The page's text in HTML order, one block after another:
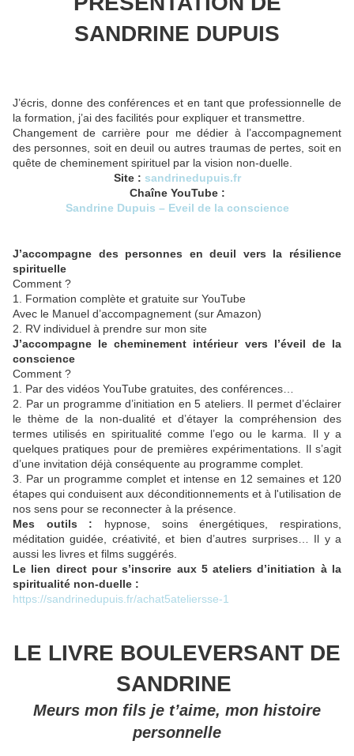
SANDRINE DUPUIS
J’écris, donne des conférences et en tant que professionnelle de
la formation, j’ai des facilités pour expliquer et transmettre.
Changement de carrière pour me dédier à l’accompagnement
des personnes, soit en deuil ou autres traumas de pertes, soit en
quête de cheminement spirituel par la vision non-duelle.
Site : sandrinedupuis.fr
Chaîne YouTube :
Sandrine Dupuis – Eveil de la conscience
J’accompagne des personnes en deuil vers la résilience
spirituelle
Comment ?
1. Formation complète et gratuite sur YouTube
Avec le Manuel d’accompagnement (sur Amazon)
2. RV individuel à prendre sur mon site
J’accompagne le cheminement intérieur vers l’éveil de la
conscience
Comment ?
1. Par des vidéos YouTube gratuites, des conférences…
2. Par un programme d’initiation en 5 ateliers. Il permet d’éclairer
le thème de la non-dualité et d’étayer la compréhension des
termes utilisés en spiritualité comme l’ego ou le karma. Il y a
quelques pratiques pour de premières expérimentations. Il s’agit
d’une invitation déjà conséquente au programme complet.
3. Par un programme complet et intense en 12 semaines et 120
étapes qui conduisent aux déconditionnements et à l'utilisation de
nos sens pour se reconnecter à la présence.
Mes outils : hypnose, soins énergétiques, respirations,
méditation guidée, créativité, et bien d’autres surprises… Il y a
aussi les livres et films suggérés.
Le lien direct pour s’inscrire aux 5 ateliers d’initiation à la
spiritualité non-duelle :
https://sandrinedupuis.fr/achat5ateliersse-1
LE LIVRE BOULEVERSANT DE
SANDRINE
Meurs mon fils je t’aime, mon histoire
personnelle